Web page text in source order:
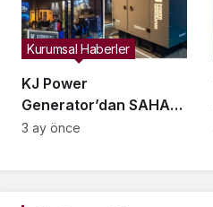
KJ Power
Generator’dan SAHA
Expo’da Savunmaya
Kurumsal Haberler
3 ay önce